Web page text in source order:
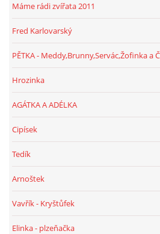
Máme rádi zvířata 2011
Fred Karlovarský
PĚTKA - Meddy,Brunny,Servác,Žofinka a
Hrozinka
AGÁTKA A ADÉLKA
Cipísek
Tedík
Arnoštek
Vavřík - Kryštůfek
Elinka - plzeňačka